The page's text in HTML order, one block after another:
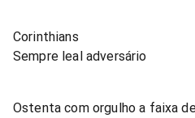
Corinthians
Sempre leal adversário
Ostenta com orgulho a faixa